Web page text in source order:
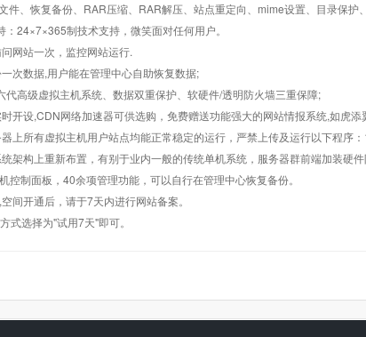
件、恢复备份、RAR压缩、RAR解压、站点重定向、mime设置、目录保
：24×7×365制技术支持，微笑面对任何用户。
网站一次，监控网站运行.
次数据,用户能在管理中心自助恢复数据;
代高级虚拟主机系统、数据双重保护、软硬件/透明防火墙三重保障;
开设,CDN网络加速器可供选购，免费赠送功能强大的网站情报系统,如虎
上所有虚拟主机用户站点均能正常稳定的运行，严禁上传及运行以下程序
架构上重新布置，有别于业内一般的传统单机系统，服务器群前端加装硬
控制面板，40余项管理功能，可以自行在管理中心恢复备份。
间开通后，请于7天内进行网站备案。
式选择为"试用7天"即可。